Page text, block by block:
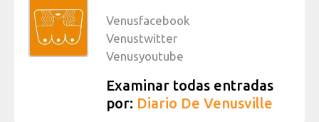
Venusfacebook
Venustwitter
Venusyoutube
Examinar todas entradas
por: Diario De Venusville